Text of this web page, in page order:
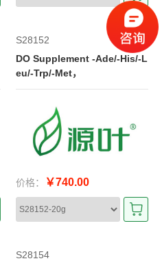
S28152
DO Supplement -Ade/-His/-L
eu/-Trp/-Met，
价格： ￥740.00
S28154